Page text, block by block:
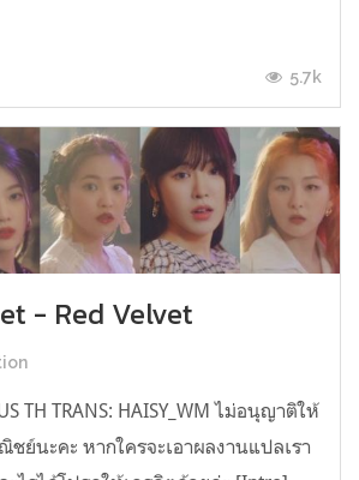
5.7k
- Red Velvet
TH TRANS: HAISY_WM ไม่อนุญาติให้
ย์นะคะ หากใครจะเอาผลงานแปลเรา